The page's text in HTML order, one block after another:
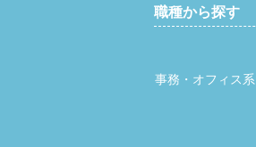
職種から探す
事務・オフィス系